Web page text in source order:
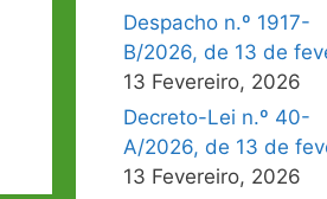
Despacho n.º 1917-
B/2026, de 13 de
13 Fevereiro, 2026
Decreto-Lei n.º 40-
A/2026, de 13 de
13 Fevereiro, 2026